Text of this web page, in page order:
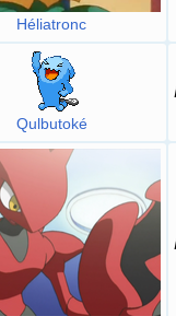
Héliatronc
Qulbutoké